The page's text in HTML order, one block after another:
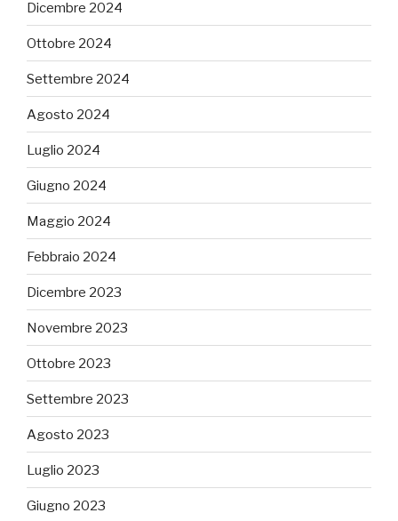
Dicembre 2024
Ottobre 2024
Settembre 2024
Agosto 2024
Luglio 2024
Giugno 2024
Maggio 2024
Febbraio 2024
Dicembre 2023
Novembre 2023
Ottobre 2023
Settembre 2023
Agosto 2023
Luglio 2023
Giugno 2023